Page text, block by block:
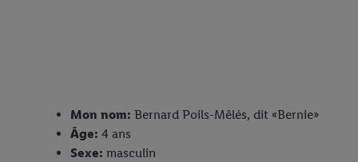
Mon nom: Bernard Poils-Mêlés, dit «Bernie»
Âge: 4 ans
Sexe: masculin